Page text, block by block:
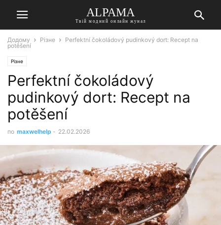
ALPAMA
Твій модний онлайн жунал
Додому Різне
Perfektní čokoládový pudinkový dort: Recept na
potěšení
Різне
Perfektní čokoládový
pudinkový dort: Recept na
potěšení
по maxwelhelp - 22.02.2026